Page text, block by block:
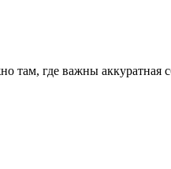
там, где важны аккуратная